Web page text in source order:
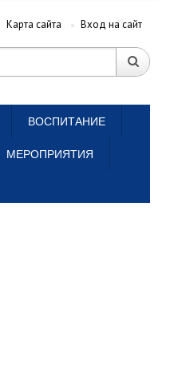
Карта сайта Вход на сайт
ВОСПИТАНИЕ
МЕРОПРИЯТИЯ